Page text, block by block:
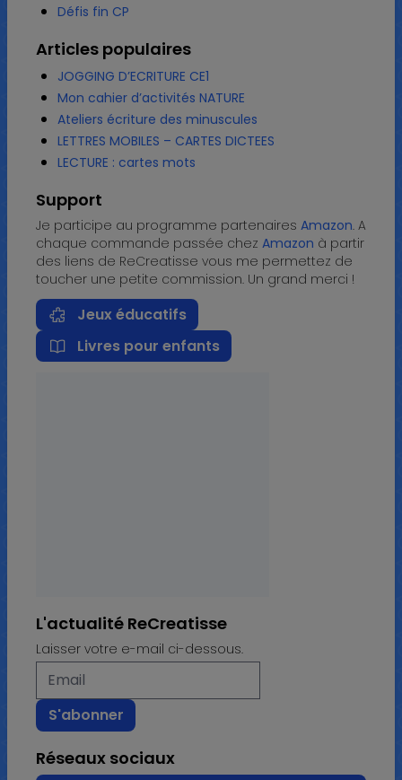
Défis fin CP
Articles populaires
JOGGING D’ECRITURE CE1
Mon cahier d’activités NATURE
Ateliers écriture des minuscules
LETTRES MOBILES – CARTES DICTEES
LECTURE : cartes mots
Support
Je participe au programme partenaires Amazon. A
chaque commande passée chez Amazon à partir
des liens de ReCreatisse vous me permettez de
toucher une petite commission. Un grand merci !
Jeux éducatifs
Livres pour enfants
L'actualité ReCreatisse
Laisser votre e-mail ci-dessous.
Réseaux sociaux